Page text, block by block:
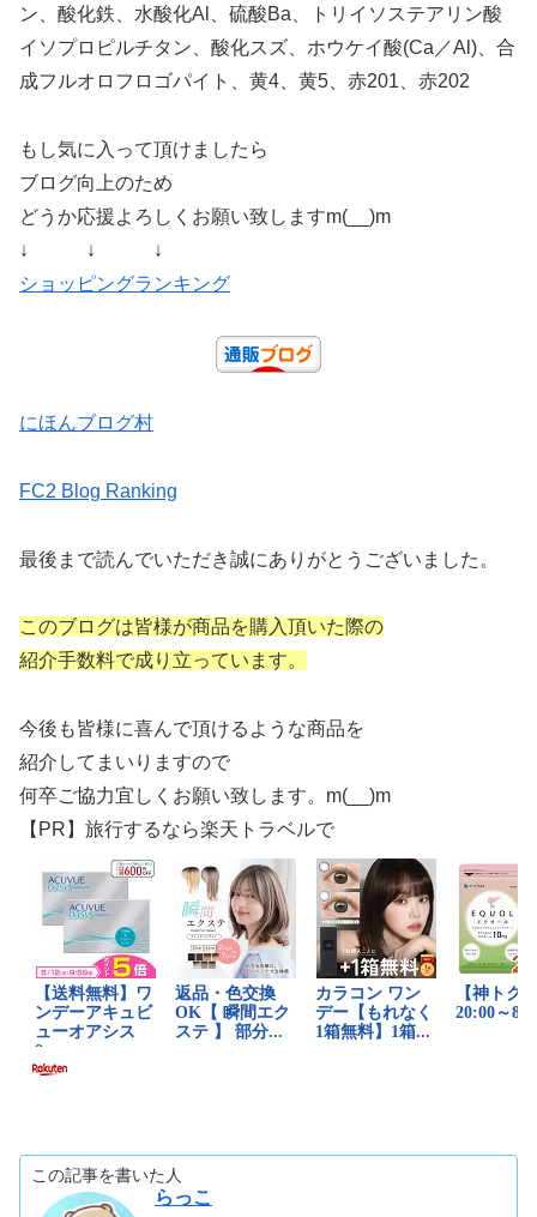
ン、酸化鉄、水酸化Al、硫酸Ba、トリイソステアリン酸
イソプロピルチタン、酸化スズ、ホウケイ酸(Ca／Al)、合
成フルオロフロゴパイト、黄4、黄5、赤201、赤202
もし気に入って頂けましたら
ブログ向上のため
どうか応援よろしくお願い致しますm(__)m
↓ ↓ ↓
ショッピングランキング
にほんブログ村
FC2 Blog Ranking
最後まで読んでいただき誠にありがとうございました。
このブログは皆様が商品を購入頂いた際の
紹介手数料で成り立っています。
今後も皆様に喜んで頂けるような商品を
紹介してまいりますので
何卒ご協力宜しくお願い致します。m(__)m
【PR】旅行するなら楽天トラベルで
この記事を書いた人
らっこ